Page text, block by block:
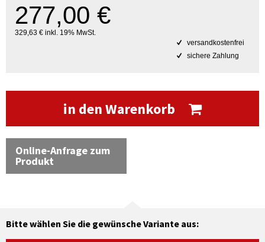
277,00 €
329,63 € inkl. 19% MwSt.
versandkostenfrei
sichere Zahlung
in den Warenkorb
Online-Anfrage zum
Produkt
Bitte wählen Sie die gewünsche Variante aus: